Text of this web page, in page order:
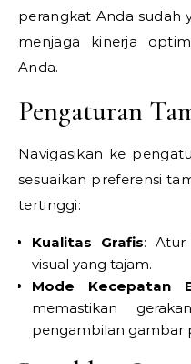
perangkat Anda sudah
menjaga kinerja
Anda.
Pengaturan
Navigasikan ke
sesuaikan preferensi
tertinggi:
Kualitas Grafis:
visual yang tajam.
Mode Kecepatan
memastikan
pengambilan gambar